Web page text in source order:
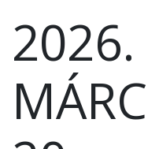
ANYAGOK
KISTÉRSÉG
GEOTERM-
GYÖNGYÖS
2026.